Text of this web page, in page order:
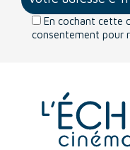
En cochant cette
consentement pour